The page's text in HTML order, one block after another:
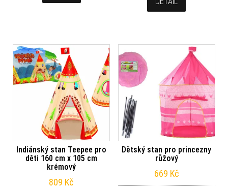
Indiánský stan Teepee pro
děti 160 cm x 105 cm
krémový
809 Kč
Dětský stan pro princezny
růžový
669 Kč